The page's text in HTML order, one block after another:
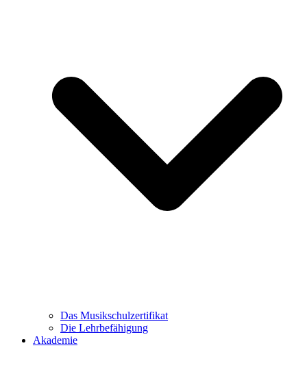
Das Musikschulzertifikat
Die Lehrbefähigung
Akademie